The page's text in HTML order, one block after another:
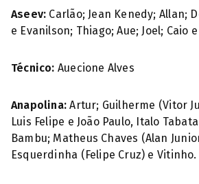
Aseev: Carlão; Jean Kenedy; Allan;
e Evanilson; Thiago; Aue; Joel; Caio
Técnico: Auecione Alves
Anapolina:Artur; Guilherme (Vitor
Luis Felipe e João Paulo, Italo
Bambu; Matheus Chaves (Alan
Esquerdinha (Felipe Cruz) e Vitinho.